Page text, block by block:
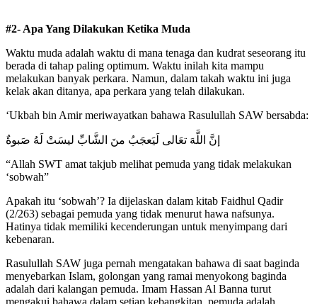
#2- Apa Yang Dilakukan Ketika Muda
Waktu muda adalah waktu di mana tenaga dan kudrat seseorang itu
berada di tahap paling optimum. Waktu inilah kita mampu
melakukan banyak perkara. Namun, dalam takah waktu ini juga
kelak akan ditanya, apa perkara yang telah dilakukan.
‘Ukbah bin Amir meriwayatkan bahawa Rasulullah SAW bersabda:
إنَّ اللَّهَ تعَالى لَيَعجَبُ منَ الشَّابِّ ليسَتْ لَهُ صَبوةٌ
“Allah SWT amat takjub melihat pemuda yang tidak melakukan
‘sobwah”
Apakah itu ‘sobwah’? Ia dijelaskan dalam kitab Faidhul Qadir
(2/263) sebagai pemuda yang tidak menurut hawa nafsunya.
Hatinya tidak memiliki kecenderungan untuk menyimpang dari
kebenaran.
Rasulullah SAW juga pernah mengatakan bahawa di saat baginda
menyebarkan Islam, golongan yang ramai menyokong baginda
adalah dari kalangan pemuda. Imam Hassan Al Banna turut
mengakui bahawa dalam setiap kebangkitan, pemuda adalah